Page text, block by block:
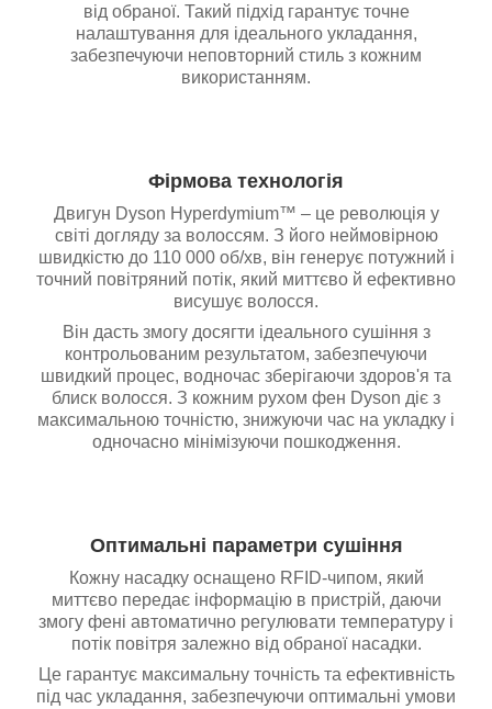
від обраної. Такий підхід гарантує точне
налаштування для ідеального укладання,
забезпечуючи неповторний стиль з кожним
використанням.
Фірмова технологія
Двигун Dyson Hyperdymium™ – це революція у
світі догляду за волоссям. З його неймовірною
швидкістю до 110 000 об/хв, він генерує потужний і
точний повітряний потік, який миттєво й ефективно
висушує волосся.
Він дасть змогу досягти ідеального сушіння з
контрольованим результатом, забезпечуючи
швидкий процес, водночас зберігаючи здоров'я та
блиск волосся. З кожним рухом фен Dyson діє з
максимальною точністю, знижуючи час на укладку і
одночасно мінімізуючи пошкодження.
Оптимальні параметри сушіння
Кожну насадку оснащено RFID-чипом, який
миттєво передає інформацію в пристрій, даючи
змогу фені автоматично регулювати температуру і
потік повітря залежно від обраної насадки.
Це гарантує максимальну точність та ефективність
під час укладання, забезпечуючи оптимальні умови